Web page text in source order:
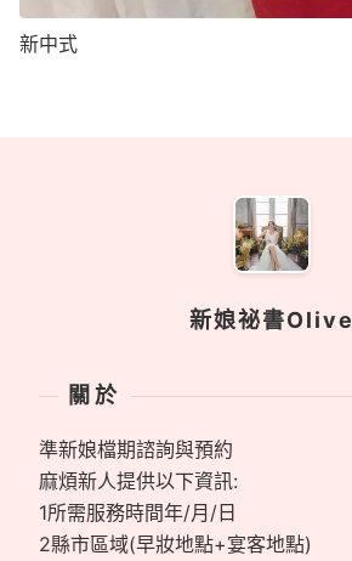
新中式
新娘祕書Olive
關於
準新娘檔期諮詢與預約
麻煩新人提供以下資訊:
1所需服務時間年/月/日
2縣市區域(早妝地點+宴客地點)